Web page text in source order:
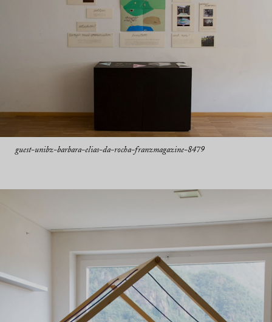
guest-unibz-barbara-elias-da-rocha-franzmagazine-8479